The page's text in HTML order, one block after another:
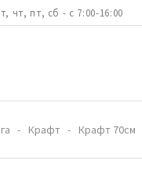
чт, пт, сб - с 7:00-16:00
Крафт Крафт 70см